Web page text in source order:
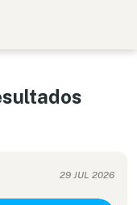
29 JUL 2026